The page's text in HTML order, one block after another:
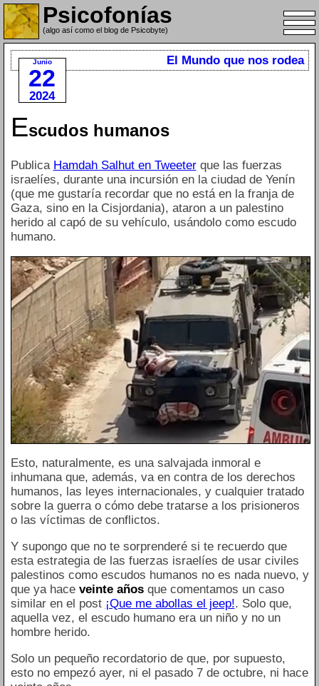
Psicofonías
(algo así como el blog de Psicobyte)
Junio
22
2024
El Mundo que nos rodea
Escudos humanos
Publica Hamdah Salhut en Tweeterque las fuerzas
israelíes, durante una incursión en la ciudad de Yenín
(que me gustaría recordar que no está en la franja de
Gaza, sino en la Cisjordania), ataron a un palestino
herido al capó de su vehículo, usándolo como escudo
humano.
Esto, naturalmente, es una salvajada inmoral e
inhumana que, además, va en contra de los derechos
humanos, las leyes internacionales, y cualquier tratado
sobre la guerra o cómo debe tratarse a los prisioneros
o las víctimas de conflictos.
Y supongo que no te sorprenderé si te recuerdo que
esta estrategia de las fuerzas israelíes de usar civiles
palestinos como escudos humanos no es nada nuevo, y
que ya hace veinte añosque comentamos un caso
similar en el post ¡Que me abollas el jeep!. Solo que,
aquella vez, el escudo humano era un niño y no un
hombre herido.
Solo un pequeño recordatorio de que, por supuesto,
esto no empezó ayer, ni el pasado 7 de octubre, ni hace